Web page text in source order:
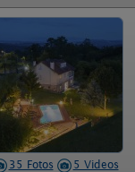
35 Fotos 5 Videos